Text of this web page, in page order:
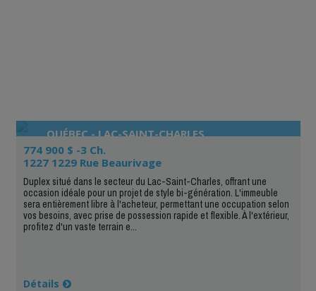
QUÉBEC - LAC-SAINT-CHARLES
774 900 $ -3 Ch.
1227 1229 Rue Beaurivage
Duplex situé dans le secteur du Lac-Saint-Charles, offrant une
occasion idéale pour un projet de style bi-génération. L'immeuble
sera entièrement libre à l'acheteur, permettant une occupation selon
vos besoins, avec prise de possession rapide et flexible. À l'extérieur,
profitez d'un vaste terrain e...
Détails